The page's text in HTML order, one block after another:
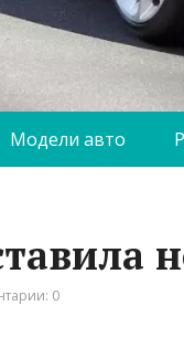
Модели авто
0